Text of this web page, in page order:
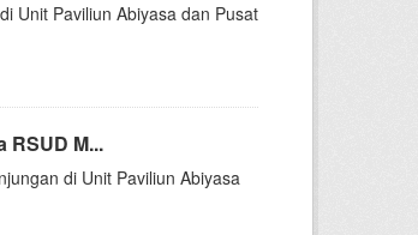
Unit Paviliun Abiyasa dan Pusat
M...
di Unit Paviliun Abiyasa